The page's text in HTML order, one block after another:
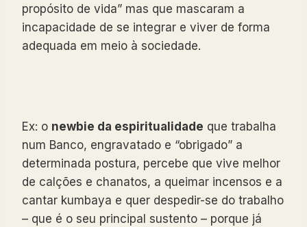
propósito de vida” mas que mascaram a
incapacidade de se integrar e viver de forma
adequada em meio à sociedade.
Ex: o newbie da espiritualidade que trabalha
num Banco, engravatado e “obrigado” a
determinada postura, percebe que vive melhor
de calções e chanatos, a queimar incensos e a
cantar kumbaya ️e quer despedir-se do trabalho
– que é o seu principal sustento – porque já